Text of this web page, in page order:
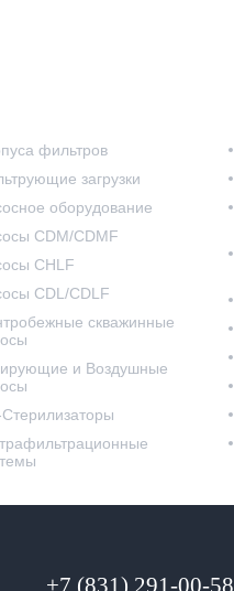
фильтров
загрузки
оборудование
CDM/CDMF
CHLF
CDL/CDLF
скважинные
и Воздушные
+7 (831) 291-00-58